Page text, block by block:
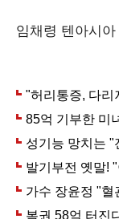
임채령 텐아시